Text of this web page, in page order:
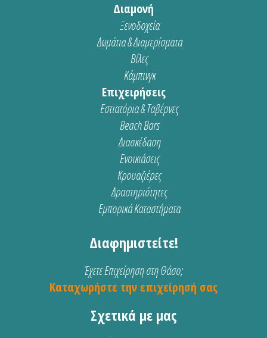
Διαμονή
Ξενοδοχεία
Δωμάτια & Διαμερίσματα
Βίλες
Κάμπινγκ
Επιχειρήσεις
Εστιατόρια & Ταβέρνες
Beach Bars
Διασκέδαση
Ενοικιάσεις
Κρουαζιέρες
Δραστηριότητες
Εμπορικά Καταστήματα
Διαφημιστείτε!
Έχετε Επιχείρηση στη Θάσο;
Καταχωρήστε την επιχείρησή σας
Σχετικά με μας